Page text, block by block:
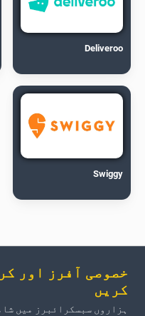
Deliveroo
Swiggy
خصوصی آفرز اور
کریں
ہزاروں سبسکرائبرز میں